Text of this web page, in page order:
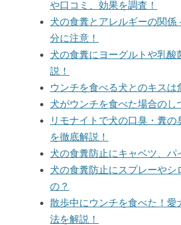
や口コミ、効果を調査！
犬の食糞とアレルギーの関係
分に注意！
犬の食糞にヨーグルトや乳酸
説！
ウンチを食べる犬とのキスは
犬がウンチを食べた場合のし
リモナイトで犬の口臭・糞
を徹底解説！
犬の食糞防止にキャベツ、パ
犬の食糞防止にスプレーやシ
の？
散歩中にウンチを食べた！愛
法を解説！